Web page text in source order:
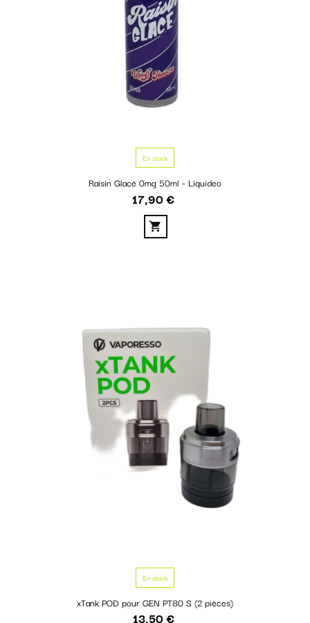
En stock
Raisin Glacé 0mg 50ml - Liquideo
Prix
17,90 €
En stock
xTank POD pour GEN PT80 S (2 pièces)
Prix
13,50 €